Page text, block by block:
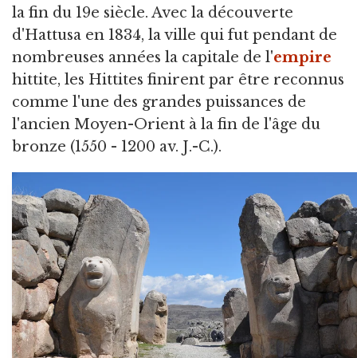
la fin du 19e siècle. Avec la découverte
d'Hattusa en 1834, la ville qui fut pendant de
nombreuses années la capitale de l'empire
hittite, les Hittites finirent par être reconnus
comme l'une des grandes puissances de
l'ancien Moyen-Orient à la fin de l'âge du
bronze (1550 - 1200 av. J.-C.).